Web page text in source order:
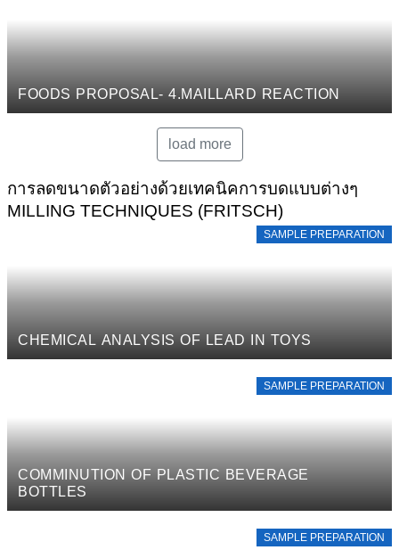
FOODS PROPOSAL- 4.MAILLARD REACTION
load more
การลดขนาดตัวอย่างด้วยเทคนิคการบดแบบต่างๆ
MILLING TECHNIQUES (FRITSCH)
SAMPLE PREPARATION
CHEMICAL ANALYSIS OF LEAD IN TOYS
SAMPLE PREPARATION
COMMINUTION OF PLASTIC BEVERAGE
BOTTLES
SAMPLE PREPARATION